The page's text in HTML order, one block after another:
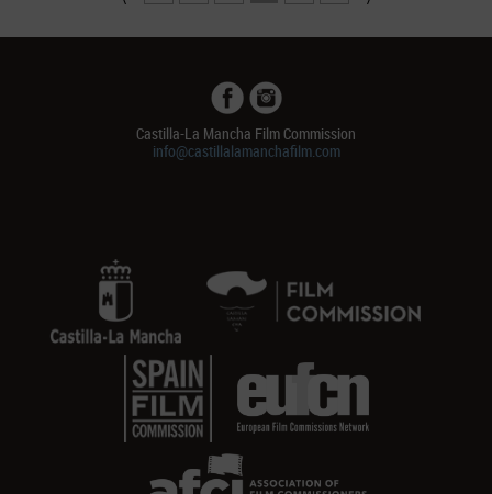
Castilla-La Mancha Film Commission
info@castillalamanchafilm.com